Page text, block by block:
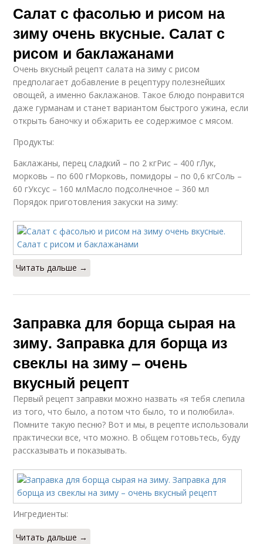
Салат с фасолью и рисом на
зиму очень вкусные. Салат с
рисом и баклажанами
Очень вкусный рецепт салата на зиму с рисом
предполагает добавление в рецептуру полезнейших
овощей, а именно баклажанов. Такое блюдо понравится
даже гурманам и станет вариантом быстрого ужина, если
открыть баночку и обжарить ее содержимое с мясом.
Продукты:
Баклажаны, перец сладкий – по 2 кгРис – 400 гЛук,
морковь – по 600 гМорковь, помидоры – по 0,6 кгСоль –
60 гУксус – 160 млМасло подсолнечное – 360 мл
Порядок приготовления закуски на зиму:
Читать дальше →
Заправка для борща сырая на
зиму. Заправка для борща из
свеклы на зиму – очень
вкусный рецепт
Первый рецепт заправки можно назвать «я тебя слепила
из того, что было, а потом что было, то и полюбила».
Помните такую песню? Вот и мы, в рецепте использовали
практически все, что можно. В общем готовьтесь, буду
рассказывать и показывать.
Ингредиенты:
Читать дальше →